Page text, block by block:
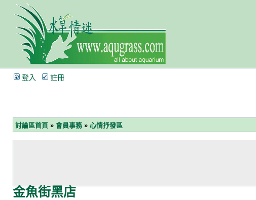
登入 註冊
討論區首頁 » 會員事務 » 心情抒發區
金魚街黑店